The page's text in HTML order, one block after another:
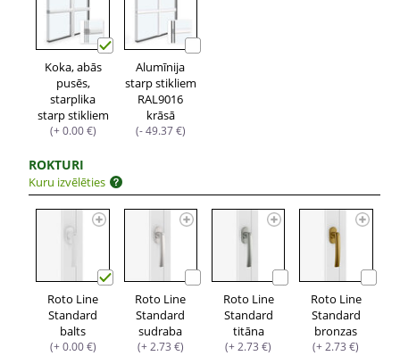
Koka, abās
pusēs,
starplika
starp stikliem
(+ 0.00 €)
Alumīnija
starp stikliem
RAL9016
krāsā
(- 49.37 €)
ROKTURI
Kuru izvēlēties
Roto Line
Standard
balts
(+ 0.00 €)
Roto Line
Standard
sudraba
(+ 2.73 €)
Roto Line
Standard
titāna
(+ 2.73 €)
Roto Line
Standard
bronzas
(+ 2.73 €)